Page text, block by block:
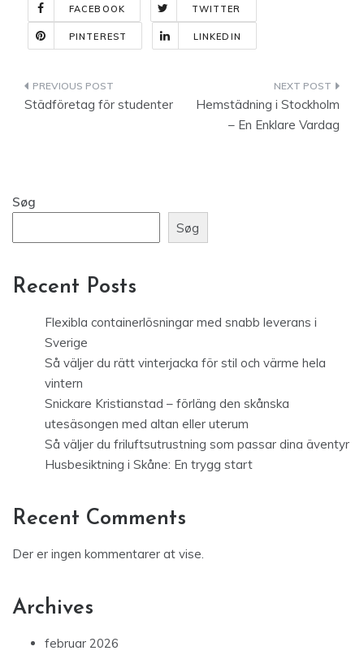
FACEBOOK TWITTER
PINTEREST LINKEDIN
Indlægsnavigation
Städföretag för studenter
Hemstädning i Stockholm
– En Enklare Vardag
Søg
Søg
Recent Posts
Flexibla containerlösningar med snabb leverans i
Sverige
Så väljer du rätt vinterjacka för stil och värme hela
vintern
Snickare Kristianstad – förläng den skånska
utesäsongen med altan eller uterum
Så väljer du friluftsutrustning som passar dina äventyr
Husbesiktning i Skåne: En trygg start
Recent Comments
Der er ingen kommentarer at vise.
Archives
februar 2026